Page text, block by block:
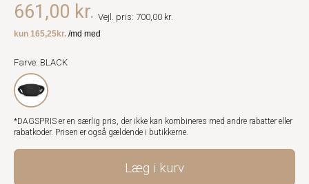
661,00 kr. Vejl. pris: 700,00 kr.
Farve: BLACK
*DAGSPRIS er en særlig pris, der ikke kan kombineres med andre rabatter eller
rabatkoder. Prisen er også gældende i butikkerne.
Læg i kurv